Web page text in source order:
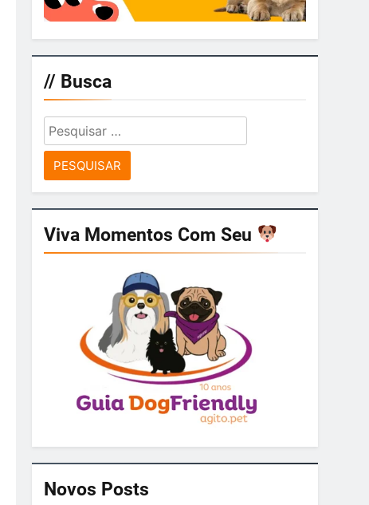
// Busca
Pesquisar
por:
Viva Momentos Com Seu
Novos Posts